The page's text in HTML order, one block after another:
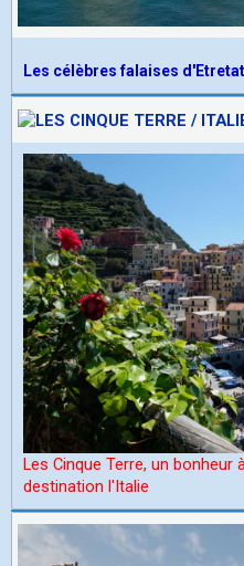
Les célèbres falaises d'Etretat
Les Cinque Terre, un bonheur
destination l'Italie